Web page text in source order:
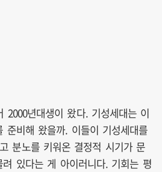
2000년대생이 왔다. 기성세대는 이
준비해 왔을까. 이들이 기성세대를
분노를 키워온 결정적 시기가 문
있다는 게 아이러니다. 기회는 평